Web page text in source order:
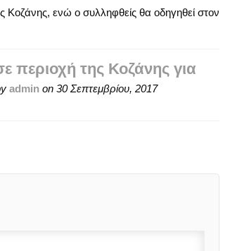
Κοζάνης, ενώ ο συλληφθείς θα οδηγηθεί στον
περιοχή της Κοζάνης για
adminon 30 Σεπτεμβρίου, 2017